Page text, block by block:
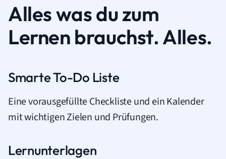
Alles was du zum
Lernen brauchst. Alles.
Smarte To-Do Liste
Eine vorausgefüllte Checkliste und ein Kalender
mit wichtigen Zielen und Prüfungen.
Lernunterlagen